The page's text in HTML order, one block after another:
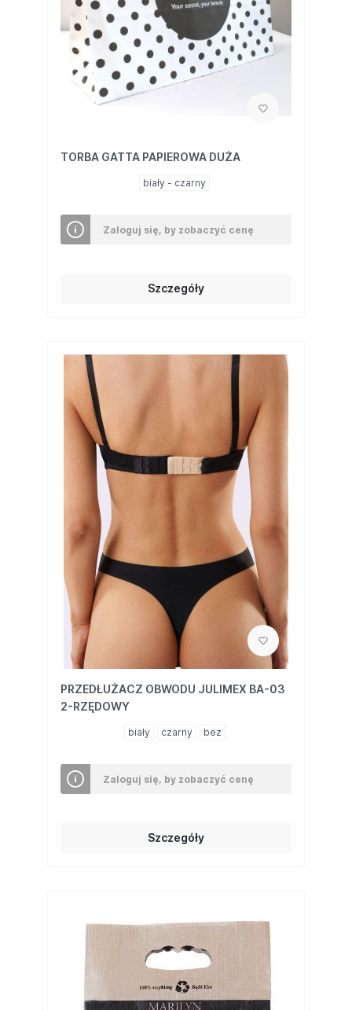
TORBA GATTA PAPIEROWA DUŻA
biały - czarny
Zaloguj się, by zobaczyć cenę
Szczegóły
PRZEDŁUŻACZ OBWODU JULIMEX BA-03
2-RZĘDOWY
biały czarny beż
Zaloguj się, by zobaczyć cenę
Szczegóły